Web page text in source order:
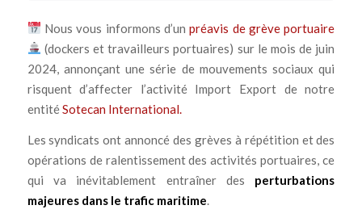
Nous vous informons d’unpréavis de grève portuaire
(dockers et travailleurs portuaires) sur le mois de juin
2024, annonçant une série de mouvements sociaux qui
risquent d’affecter l’activité Import Export de notre
entitéSotecan International.
Les syndicats ont annoncé des grèves à répétition et des
opérations de ralentissement des activités portuaires, ce
qui va inévitablement entraîner des perturbations
majeures dans le trafic maritime.